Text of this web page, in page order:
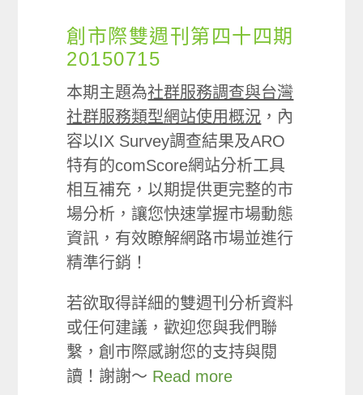
創市際雙週刊第四十四期
20150715
本期主題為社群服務調查與台灣
社群服務類型網站使用概況 ，內
容以IX Survey調查結果及ARO
特有的comScore網站分析工具
相互補充，以期提供更完整的市
場分析，讓您快速掌握市場動態
資訊，有效瞭解網路市場並進行
精準行銷！
若欲取得詳細的雙週刊分析資料
或任何建議，歡迎您與我們聯
繫，創市際感謝您的支持與閱
讀！謝謝～ Read more